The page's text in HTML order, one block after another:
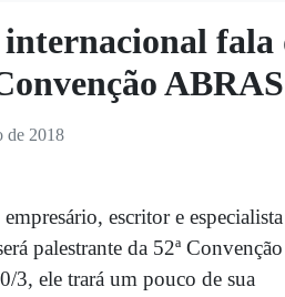
ABRAS
de 2018
escritor e especialista
palestrante da 52ª Convenção
3, ele trará um pouco de sua